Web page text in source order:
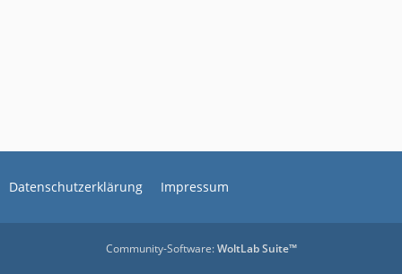
Datenschutzerklärung Impressum
Community-Software:WoltLab Suite™